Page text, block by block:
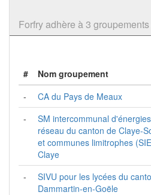
Forfry adhère à 3
# Nom groupement
-
CA du Pays de Meaux
-
SM intercommunal
réseau du canton de Claye-
et communes limitrophes
Claye
-
SIVU pour les lycées du
Dammartin-en-Goële